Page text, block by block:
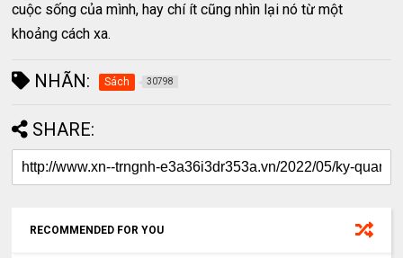
cuộc sống của mình, hay chí ít cũng nhìn lại nó từ một
khoảng cách xa.
NHÃN: Sách 30798
SHARE:
RECOMMENDED FOR YOU